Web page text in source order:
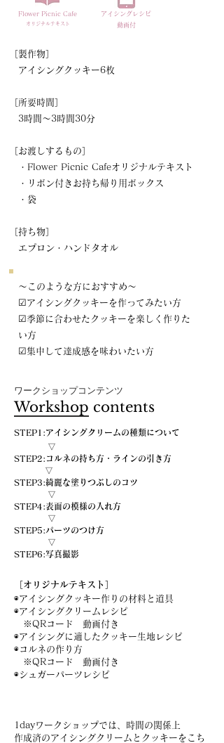
​Flower Picnic Cafe
オリジナルテキスト
アイシングレシピ
​動画付
［製作物］
アイシングクッキー6枚
​［所要時間］
3時間～3時間30分
​［お渡しするもの］
・Flower Picnic Cafeオリジナルテキスト
​ ・リボン付きお持ち帰り用ボックス
​ ・袋
​［持ち物］
エプロン・ハンドタオル
～このような方におすすめ～
☑アイシングクッキーを作ってみたい方
☑季節に合わせたクッキーを楽しく作りた
い方
☑集中して達成感を味わいたい方
ワークショップコンテンツ
Workshop contents
STEP1:アイシングクリームの種類について
▽
STEP2:コルネの持ち方・ラインの引き方
▽
STEP3:綺麗な塗りつぶしのコツ
▽
STEP4:表面の模様の入れ方
▽
STEP5:パーツのつけ方
▽
STEP6:写真撮影
​［オリジナルテキスト］
◉アイシングクッキー作りの材料と道具
◉アイシングクリームレシピ
※QRコード 動画付き
◉アイシングに適したクッキー生地レシピ
◉コルネの作り方
※QRコード 動画付き
◉シュガーパーツレシピ
1dayワークショップでは、時間の関係上
作成済のアイシングクリームとクッキーをこち